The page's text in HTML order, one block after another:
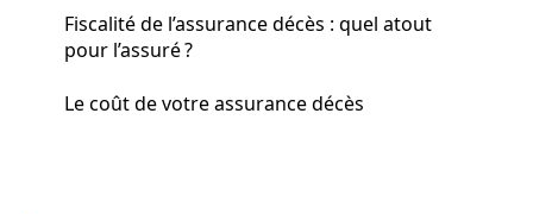
Fiscalité de l’assurance décès : quel atout
pour l’assuré ?
Le coût de votre assurance décès